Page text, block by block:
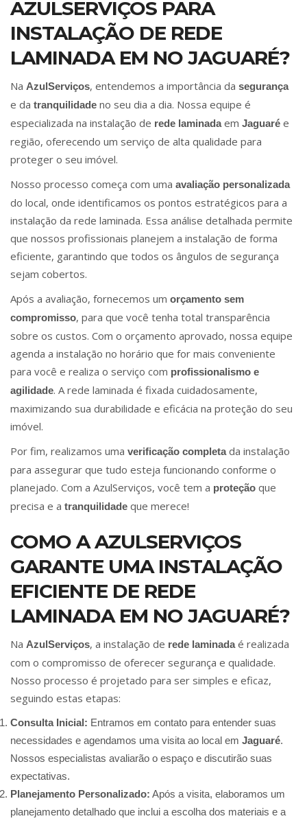
AZULSERVIÇOS PARA
INSTALAÇÃO DE REDE
LAMINADA EM NO JAGUARÉ?
Na AzulServiços, entendemos a importância da segurança
e da tranquilidade no seu dia a dia. Nossa equipe é
especializada na instalação de rede laminadaem Jaguaré e
região, oferecendo um serviço de alta qualidade para
proteger o seu imóvel.
Nosso processo começa com uma avaliação personalizada
do local, onde identificamos os pontos estratégicos para a
instalação da rede laminada. Essa análise detalhada permite
que nossos profissionais planejem a instalação de forma
eficiente, garantindo que todos os ângulos de segurança
sejam cobertos.
Após a avaliação, fornecemos um orçamento sem
compromisso, para que você tenha total transparência
sobre os custos. Com o orçamento aprovado, nossa equipe
agenda a instalação no horário que for mais conveniente
para você e realiza o serviço com profissionalismo e
agilidade. A rede laminada é fixada cuidadosamente,
maximizando sua durabilidade e eficácia na proteção do seu
imóvel.
Por fim, realizamos uma verificação completada instalação
para assegurar que tudo esteja funcionando conforme o
planejado. Com a AzulServiços, você tem a proteção que
precisa e a tranquilidade que merece!
COMO A AZULSERVIÇOS
GARANTE UMA INSTALAÇÃO
EFICIENTE DE REDE
LAMINADA EM NO JAGUARÉ?
Na AzulServiços, a instalação de rede laminadaé realizada
com o compromisso de oferecer segurança e qualidade.
Nosso processo é projetado para ser simples e eficaz,
seguindo estas etapas:
Consulta Inicial: Entramos em contato para entender suas
necessidades e agendamos uma visita ao local em Jaguaré.
Nossos especialistas avaliarão o espaço e discutirão suas
expectativas.
Planejamento Personalizado: Após a visita, elaboramos um
planejamento detalhado que inclui a escolha dos materiais e a